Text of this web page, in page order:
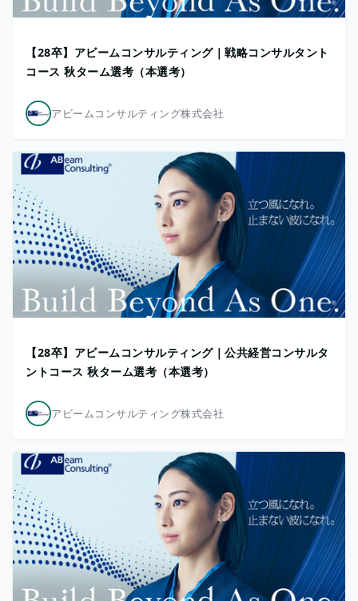
【28卒】アビームコンサルティング｜戦略コンサルタント
コース 秋ターム選考（本選考）
アビームコンサルティング株式会社
【28卒】アビームコンサルティング｜公共経営コンサルタ
ントコース 秋ターム選考（本選考）
アビームコンサルティング株式会社